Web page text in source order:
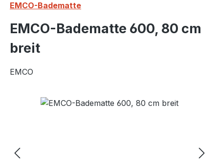
EMCO-Badematte
EMCO-Badematte 600, 80 cm
breit
EMCO
Bildergalerie überspringen